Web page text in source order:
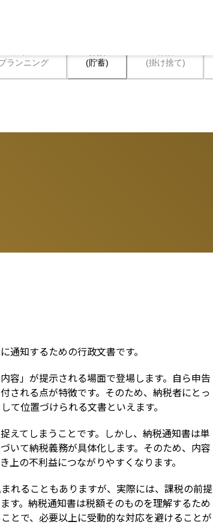
ランニング
(貯蓄)
(掛け捨て)
知するための行政文書です。
容」が提示される場面で登場します。自ら申告
される点が特徴です。そのため、納税者にとっ
位置づけられる文書といえます。
えてしまうことです。しかし、納税通知書は単
いて納税義務が具体化します。そのため、内容
の不利益につながりやすくなります。
れることもありますが、実際には、課税の前提
す。納税通知書は税額そのものを理解するため
とで、必要以上に受動的な対応を避けることが